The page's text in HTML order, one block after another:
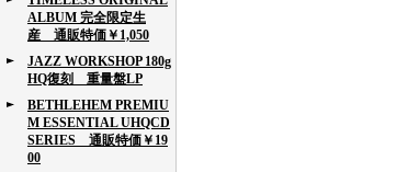
ALBUM 完全限定生
産 通販特価￥1,050
JAZZ WORKSHOP 180g
HQ復刻 重量盤LP
BETHLEHEM PREMIU
M ESSENTIAL UHQCD
SERIES 通販特価￥19
00